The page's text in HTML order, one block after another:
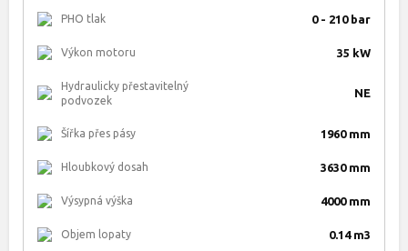
PHO tlak 0 - 210 bar
Výkon motoru 35 kW
Hydraulicky přestavitelný
podvozek
NE
Šířka přes pásy 1960 mm
Hloubkový dosah 3630 mm
Výsypná výška 4000 mm
Objem lopaty 0.14 m3